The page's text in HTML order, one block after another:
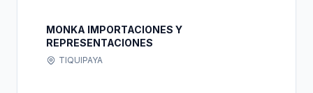
MONKA IMPORTACIONES Y
REPRESENTACIONES
TIQUIPAYA